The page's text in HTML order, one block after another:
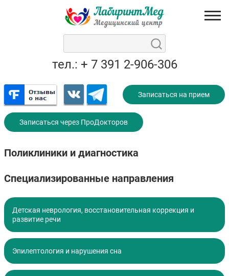
тел.: + 7 391 2-906-306
Записаться на прием
Записаться через ПроДокторов
Поликлиники и диагностика
Специализированные направления
Детская неврология, восстановительная коррекция и
развитие речи
Эпилептология и нарушения сна